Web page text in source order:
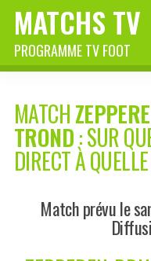
MATCHS TV
PROGRAMME TV FOOT
MATCH
TROND: SUR
DIRECT À
Match prévu le